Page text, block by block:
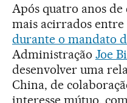
Após quatro anos
mais acirrados
durante o mandato
Administração Joe
desenvolver uma
China, de
interesse mútuo,